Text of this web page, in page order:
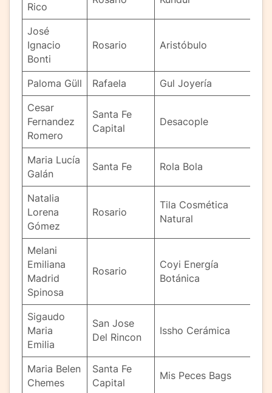
Rico
José
Ignacio
Bonti
Rosario Aristóbulo
Paloma Güll Rafaela
Gul Joyería
Cesar
Fernandez
Romero
Santa Fe
Capital
Desacople
Maria Lucía
Galán
Santa Fe Rola Bola
Natalia
Lorena
Gómez
Rosario
Tila Cosmética
Natural
Melani
Emiliana
Madrid
Spinosa
Rosario
Coyi Energía
Botánica
Sigaudo
Maria
Emilia
San Jose
Del Rincon
Issho Cerámica
Maria Belen
Chemes
Santa Fe
Capital
Mis Peces Bags